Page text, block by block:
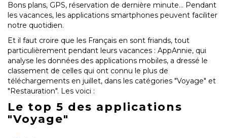
Bons plans, GPS, réservation de dernière minute… Pendant
les vacances, les applications smartphones peuvent faciliter
notre quotidien.
Et il faut croire que les Français en sont friands, tout
particulièrement pendant leurs vacances : AppAnnie, qui
analyse les données des applications mobiles, a dressé le
classement de celles qui ont connu le plus de
téléchargements en juillet, dans les catégories "Voyage" et
"Restauration". Les voici :
Le top 5 des applications
"Voyage"